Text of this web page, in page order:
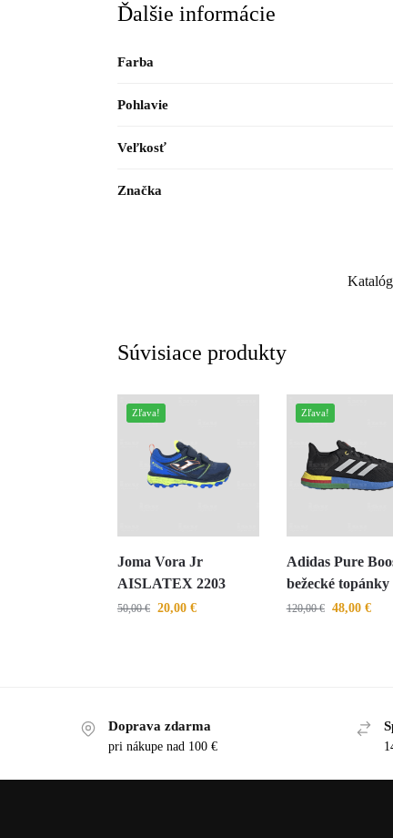
Ďalšie informácie
Farba
Pohlavie
Veľkosť
Značka
Súvisiace produkty
Zľava!
Joma Vora Jr
AISLATEX 2203
50,00€ 20,00 €
Zľava!
Adidas Pure
bežecké topánky
120,00€ 48,00 €
Doprava zdarma
pri nákupe nad 100 €